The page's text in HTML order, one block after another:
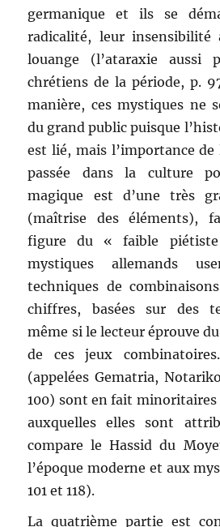
germanique et ils se
radicalité, leur
louange (l’ataraxie aussi
chrétiens de la période, p.
manière, ces mystiques ne
du grand public puisque
est lié, mais l’importance de
passée dans la culture
magique est d’une très
(maîtrise des éléments),
figure du « faible
mystiques allemands
techniques de
chiffres, basées sur des
même si le lecteur éprouve
de ces jeux
(appelées Gematria,
100) sont en fait minoritaires
auxquelles elles sont
compare le Hassid du
l’époque moderne et aux
101 et 118).
La quatrième partie est